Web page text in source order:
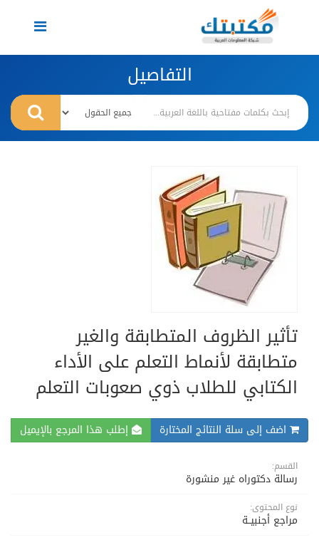
Toggle
navigation
التفاصيل
تأثير الظروف المتطابقة والغير
متطابقة لأنماط التعلم على الأداء
الكتابي للطلاب ذوي صعوبات التعلم
اضف إلى سلة النتائج المختارة إطلب هذا المرجع بالإيميل
القسم:
رسالة دكتوراه غير منشورة
نوع المحتوى:
مراجع أجنبيــة